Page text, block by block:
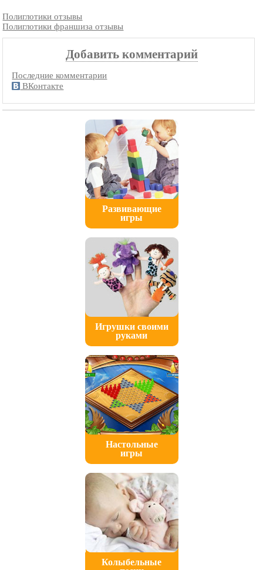
Полиглотики отзывы
Полиглотики франшиза отзывы
Добавить комментарий
Последние комментарии
ВКонтакте
Развивающие
игры
Игрушки своими
руками
Настольные
игры
Колыбельные